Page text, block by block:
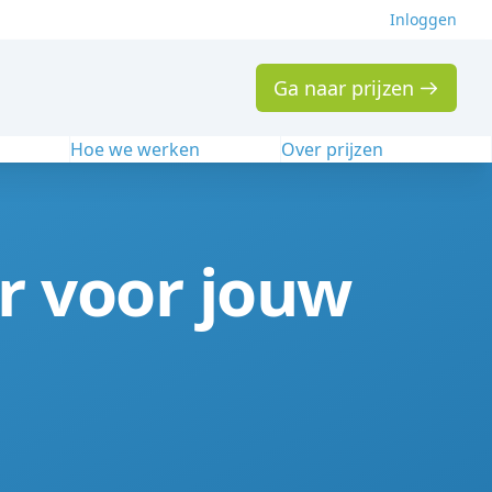
Inloggen
Ga naar prijzen
Hoe we werken Over prijzen
voor jouw